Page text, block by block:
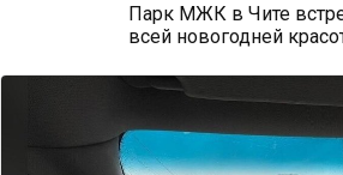
Парк МЖК в Чите
всей новогодней